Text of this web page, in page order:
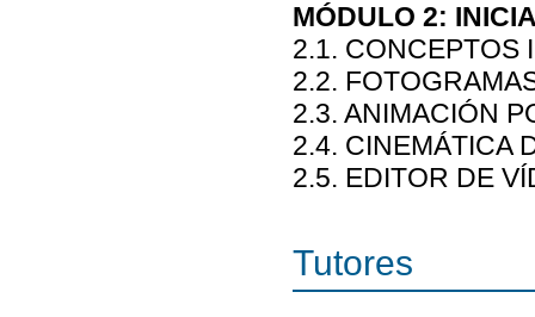
MÓDULO 2:
2.1. CONCEPTOS
2.2.
2.3. ANIMACIÓN
2.4. CINEMÁTICA
2.5. EDITOR DE
Tutores